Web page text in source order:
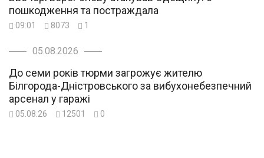
пошкодження та постраждала
09:01 8073 1
05.08.2026
До семи років тюрми загрожує жителю
Білгорода-Дністровського за вибухонебезпечний
арсенал у гаражі
05.08.26 12501 0